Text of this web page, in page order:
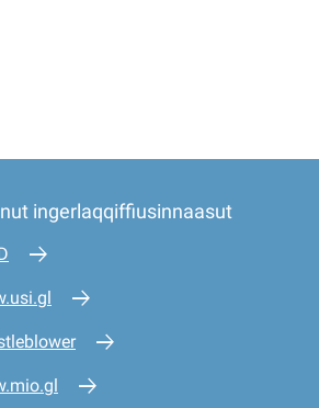
ingerlaqqiffiusinnaasut